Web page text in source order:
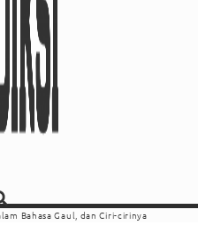
Bahasa Gaul, dan Ciri-cirinya